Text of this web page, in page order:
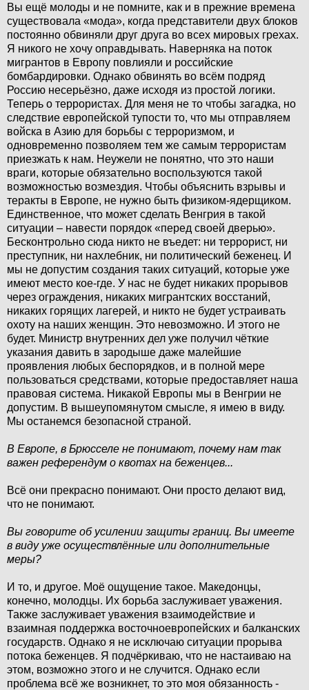
Вы ещё молоды и не помните, как и в прежние времена
существовала «мода», когда представители двух блоков
постоянно обвиняли друг друга во всех мировых грехах.
Я никого не хочу оправдывать. Наверняка на поток
мигрантов в Европу повлияли и российские
бомбардировки. Однако обвинять во всём подряд
Россию несерьёзно, даже исходя из простой логики.
Теперь о террористах. Для меня не то чтобы загадка, но
следствие европейской тупости то, что мы отправляем
войска в Азию для борьбы с терроризмом, и
одновременно позволяем тем же самым террористам
приезжать к нам. Неужели не понятно, что это наши
враги, которые обязательно воспользуются такой
возможностью возмездия. Чтобы объяснить взрывы и
теракты в Европе, не нужно быть физиком-ядерщиком.
Единственное, что может сделать Венгрия в такой
ситуации – навести порядок «перед своей дверью».
Бесконтрольно сюда никто не въедет: ни террорист, ни
преступник, ни нахлебник, ни политический беженец. И
мы не допустим создания таких ситуаций, которые уже
имеют место кое-где. У нас не будет никаких прорывов
через ограждения, никаких мигрантских восстаний,
никаких горящих лагерей, и никто не будет устраивать
охоту на наших женщин. Это невозможно. И этого не
будет. Министр внутренних дел уже получил чёткие
указания давить в зародыше даже малейшие
проявления любых беспорядков, и в полной мере
пользоваться средствами, которые предоставляет наша
правовая система. Никакой Европы мы в Венгрии не
допустим. В вышеупомянутом смысле, я имею в виду.
Мы останемся безопасной страной.
В Европе, в Брюсселе не понимают, почему нам так
важен референдум о квотах на беженцев...
Всё они прекрасно понимают. Они просто делают вид,
что не понимают.
Вы говорите об усилении защиты границ. Вы имеете
в виду уже осуществлённые или дополнительные
меры?
И то, и другое. Моё ощущение такое. Македонцы,
конечно, молодцы. Их борьба заслуживает уважения.
Также заслуживает уважения взаимодействие и
взаимная поддержка восточноевропейских и балканских
государств. Однако я не исключаю ситуации прорыва
потока беженцев. Я подчёркиваю, что не настаиваю на
этом, возможно этого и не случится. Однако если
проблема всё же возникнет, то это моя обязанность -